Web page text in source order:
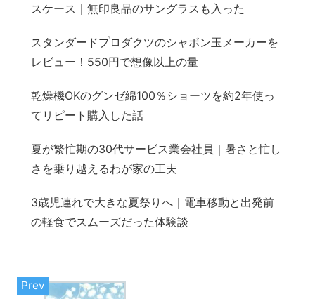
スケース｜無印良品のサングラスも入った
スタンダードプロダクツのシャボン玉メーカーを
レビュー！550円で想像以上の量
乾燥機OKのグンゼ綿100％ショーツを約2年使っ
てリピート購入した話
夏が繁忙期の30代サービス業会社員｜暑さと忙し
さを乗り越えるわが家の工夫
3歳児連れで大きな夏祭りへ｜電車移動と出発前
の軽食でスムーズだった体験談